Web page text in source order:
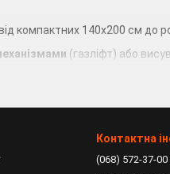
компактних 140х200 см до
(газліфт) або
рами з ортопедичними
Контактна
(068) 572-37-00